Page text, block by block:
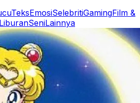
TeksEmosiSelebritiGamingFilm &
LiburanSeniLainnya